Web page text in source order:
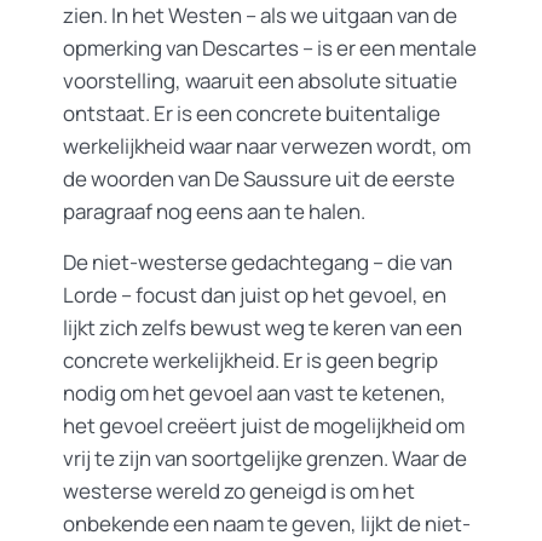
zien. In het Westen – als we uitgaan van de
opmerking van Descartes – is er een mentale
voorstelling, waaruit een absolute situatie
ontstaat. Er is een concrete buitentalige
werkelijkheid waar naar verwezen wordt, om
de woorden van De Saussure uit de eerste
paragraaf nog eens aan te halen.
De niet-westerse gedachtegang – die van
Lorde – focust dan juist op het gevoel, en
lijkt zich zelfs bewust weg te keren van een
concrete werkelijkheid. Er is geen begrip
nodig om het gevoel aan vast te ketenen,
het gevoel creëert juist de mogelijkheid om
vrij te zijn van soortgelijke grenzen. Waar de
westerse wereld zo geneigd is om het
onbekende een naam te geven, lijkt de niet-